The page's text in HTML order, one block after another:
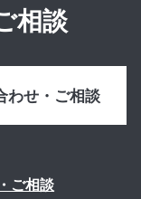
相談
わせ・ご相談
ご相談